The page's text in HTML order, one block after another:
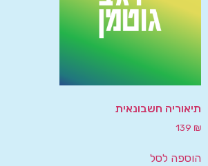
תיאוריה חשבונאית
139 ₪
הוספה לסל